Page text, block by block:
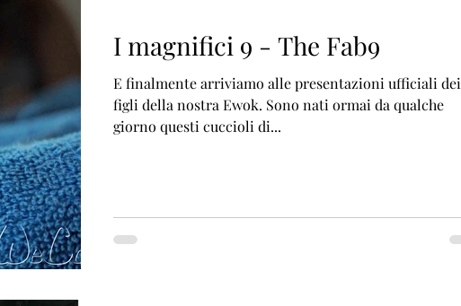
I magnifici 9 - The Fab9
E finalmente arriviamo alle presentazioni ufficiali dei
figli della nostra Ewok. Sono nati ormai da qualche
giorno questi cuccioli di...